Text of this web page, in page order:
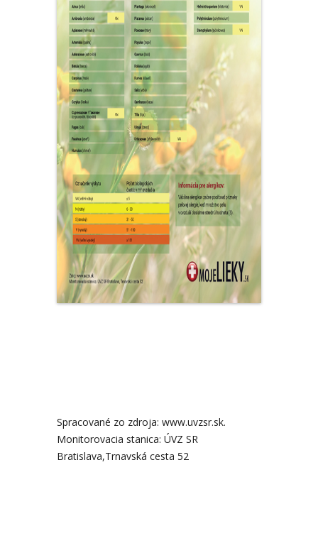
Spracované zo zdroja: www.uvzsr.sk.
Monitorovacia stanica: ÚVZ SR
Bratislava,Trnavská cesta 52